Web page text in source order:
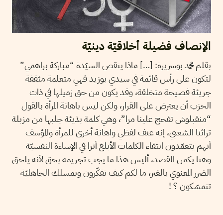
الإنصاف فضيلة أخلاقيّة دينيّة
بقلم محمد بوسريرة: […] ماذا ينقص السيّدة “مباركة براهمي”
لتكون على رأس قائمة في سيدي بوزيد فهي متعلمة مثقفة
جريئة فصيحة متخلقة، وقد يكون من حق زميلها في ذات
الحزب أن يعترض على القرار، ولكن ليس باهانة المرأة بالقول
“منقبلوش تفحج علينا مرا”، وهي كلمة بذيئة جلبها من مزبلة
تراثنا الشعبي، إنه عنف لفظي واهانة أخرى للمرأة والمؤسف
أنهم يتعمّدون انتقاء الكلمات الأبلغ أثرا في الإساءة النفسيّة
وهنا يكمن القصد، أليس هذا ما يجب تجريمه بحق لأنه يلحق
الضرر المعنوي بالغير، ما لكم كيف تفكّرون وبمسلك الجاهليّة
تتمسّكون ؟ !